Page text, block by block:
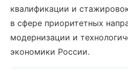
квалификации и
в сфере приоритетных
модернизации и
экономики России.